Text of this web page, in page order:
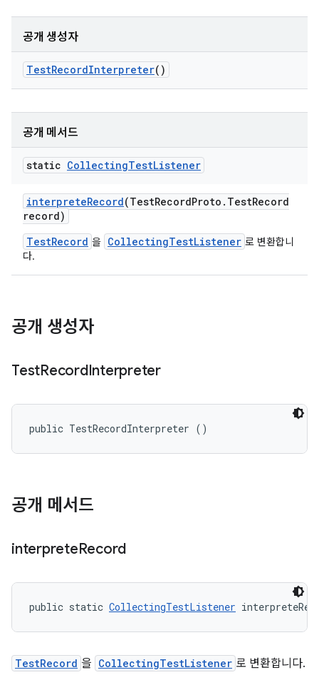
공개 생성자
TestRecordInterpreter()
공개 메서드
static CollectingTestListener
interpreteRecord(TestRecordProto . TestRecord
record)
TestRecord 을 CollectingTestListener 로 변환합니
다.
공개 생성자
TestRecordInterpreter
public TestRecordInterpreter ()
공개 메서드
interpreteRecord
public static CollectingTestListener
TestRecord 을 CollectingTestListener 로 변환합니다.